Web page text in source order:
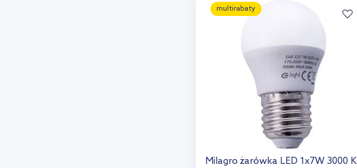
multirabaty
Milagro żarówka LED 1x7W 3000 K